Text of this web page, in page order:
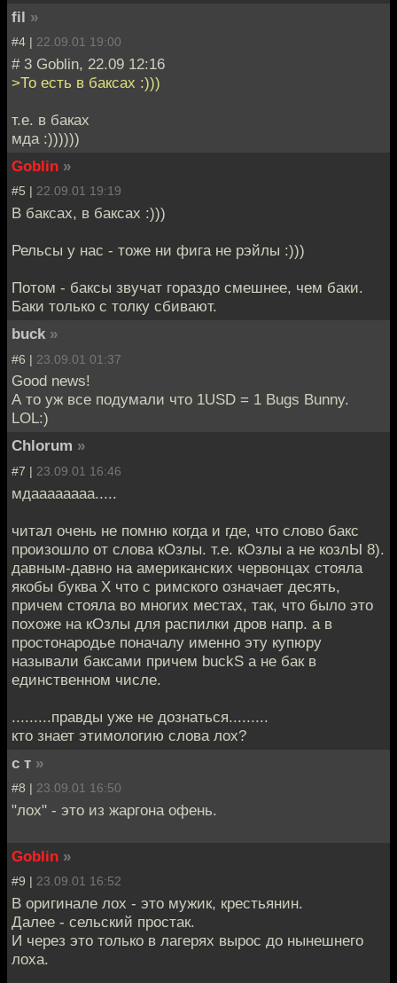
fil »
#4 | 22.09.01 19:00
# 3 Goblin, 22.09 12:16
>То есть в баксах :)))
т.е. в баках
мда :))))))
Goblin »
#5 | 22.09.01 19:19
В баксах, в баксах :)))
Рельсы у нас - тоже ни фига не рэйлы :)))
Потом - баксы звучат гораздо смешнее, чем баки.
Баки только с толку сбивают.
buck »
#6 | 23.09.01 01:37
Good news!
А то уж все подумали что 1USD = 1 Bugs Bunny.
LOL:)
Chlorum »
#7 | 23.09.01 16:46
мдаааааааа.....
читал очень не помню когда и где, что слово бакс
произошло от слова кОзлы. т.е. кОзлы а не козлЫ 8).
давным-давно на американских червонцах стояла
якобы буква Х что с римского означает десять,
причем стояла во многих местах, так, что было это
похоже на кОзлы для распилки дров напр. а в
простонародье поначалу именно эту купюру
называли баксами причем buckS а не бак в
единственном числе.
.........правды уже не дознаться.........
кто знает этимологию слова лох?
с т »
#8 | 23.09.01 16:50
"лох" - это из жаргона офень.
Goblin »
#9 | 23.09.01 16:52
В оригинале лох - это мужик, крестьянин.
Далее - сельский простак.
И через это только в лагерях вырос до нынешнего
лоха.